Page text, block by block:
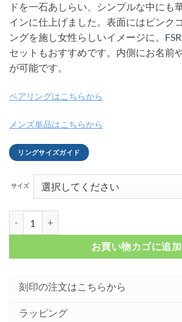
ドを一石あしらい、シンプルな中にも
インに仕上げました。表面にはピンク
ングを施し女性らしいイメージに。
セットもおすすめです。内側にお名前
が可能です。
ペアリングはこちらから
メンズ単品はこちらから
リングサイズガイド
サイズ
お買い物カゴに追加
刻印の注文はこちらから
ラッピング